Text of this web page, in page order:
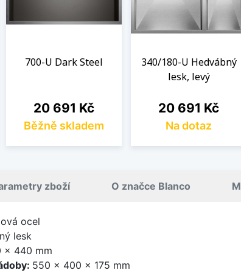
700-U Dark Steel
Cena
20 691 Kč
Běžně skladem
340/180-U Hedvábný
lesk, levý
Cena
20 691 Kč
Na dotaz
zboží O značce Blanco
ocel
lesk
x 440 mm
550 x 400 x 175 mm